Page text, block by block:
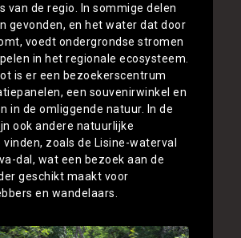
van de regio. In sommige delen
gevonden, en het water dat door
voedt ondergrondse stromen
in het regionale ecosysteem.
is er een bezoekerscentrum
een souvenirwinkel en
in de omliggende natuur. In de
ook andere natuurlijke
zoals de Lisine-waterval
dal, wat een bezoek aan de
geschikt maakt voor
en wandelaars.